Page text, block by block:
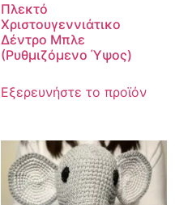
Πλεκτό
Χριστουγεννιάτικο
Δέντρο Μπλε
(Ρυθμιζόμενο Ύψος)
Εξερευνήστε το προϊόν